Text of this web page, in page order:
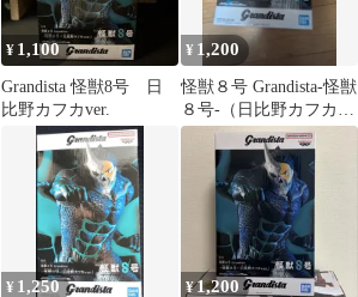
¥ 1,100
Grandista 怪獣8号 日
比野カフカver.
¥ 1,200
怪獣８号 Grandista-怪獣
８号-（日比野カフカ
ver.）フィギュア
¥ 1,250 ¥1,200